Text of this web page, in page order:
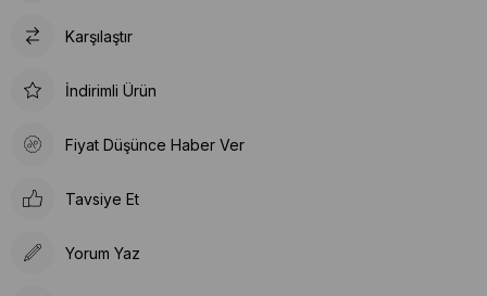
Karşılaştır
İndirimli Ürün
Fiyat Düşünce Haber Ver
Tavsiye Et
Yorum Yaz